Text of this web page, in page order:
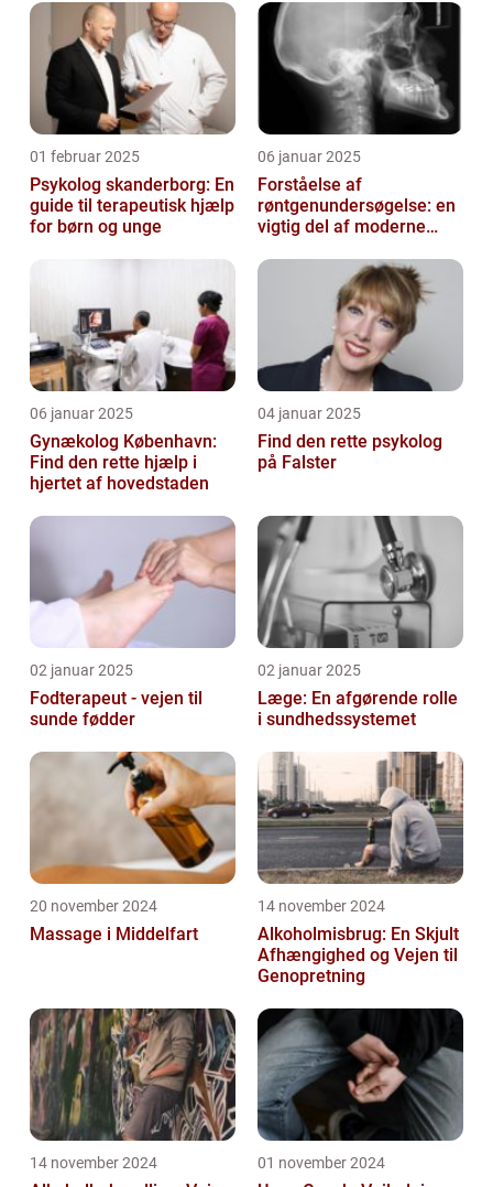
01 februar 2025
Psykolog skanderborg: En
guide til terapeutisk hjælp
for børn og unge
06 januar 2025
Forståelse af
røntgenundersøgelse: en
vigtig del af moderne
06 januar 2025
Gynækolog København:
Find den rette hjælp i
hjertet af hovedstaden
04 januar 2025
Find den rette psykolog
på Falster
02 januar 2025
Fodterapeut - vejen til
sunde fødder
02 januar 2025
Læge: En afgørende rolle
i sundhedssystemet
20 november 2024
Massage i Middelfart
14 november 2024
Alkoholmisbrug: En Skjult
Afhængighed og Vejen til
Genopretning
14 november 2024 01 november 2024